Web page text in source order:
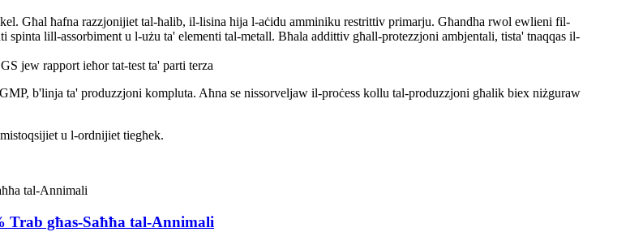
Għal ħafna razzjonijiet tal-ħalib, il-lisina hija l-aċidu amminiku restrittiv primarju. Għandha rwol ewlieni fil-
lill-assorbiment u l-użu ta' elementi tal-metall. Bħala addittiv għall-protezzjoni ambjentali, tista' tnaqqas il-
jew rapport ieħor tat-test ta' parti terza
b'linja ta' produzzjoni kompluta. Aħna se nissorveljaw il-proċess kollu tal-produzzjoni għalik biex niżguraw
u l-ordnijiet tiegħek.
Trab għas-Saħħa tal-Annimali